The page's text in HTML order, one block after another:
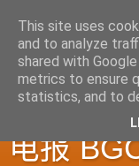
菲律宾
电报
This site uses
and to analyze
shared with
metrics to ensure
statistics, and to